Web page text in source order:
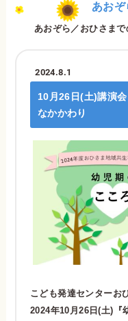
あお
あおぞら／おひさまで
2024.8.1
10月26日(土)講演
なかかわり
こども発達センターお
2024年10月26日(土)『